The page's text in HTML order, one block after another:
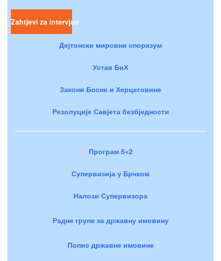
Zahtjevi za intervjue
Дејтонски мировни споразум
Устав БиХ
Закони Босне и Херцеговине
Резолуције Савјета безбједности
Програм 5+2
Супервизија у Брчком
Налози Супервизора
Радне групе за државну имовину
Попис државне имовине